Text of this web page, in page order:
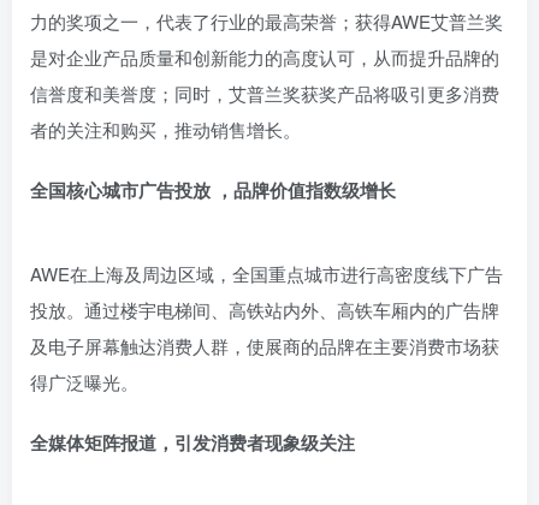
力的奖项之一，代表了行业的最高荣誉；获得AWE艾普兰奖
是对企业产品质量和创新能力的高度认可，从而提升品牌的
信誉度和美誉度；同时，艾普兰奖获奖产品将吸引更多消费
者的关注和购买，推动销售增长。
全国核心城市广告投放 ，品牌价值指数级增长
AWE在上海及周边区域，全国重点城市进行高密度线下广告
投放。通过楼宇电梯间、高铁站内外、高铁车厢内的广告牌
及电子屏幕触达消费人群，使展商的品牌在主要消费市场获
得广泛曝光。
全媒体矩阵报道，引发消费者现象级关注